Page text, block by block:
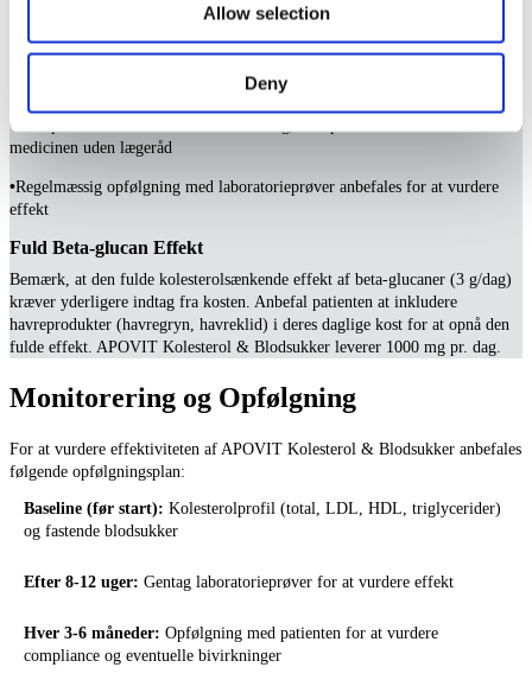
Allow selection
Deny
Produktet supplerer en sund kost - det erstatter ikke sundt kosthold
•
medicinen uden lægeråd
•Regelmæssig opfølgning med laboratorieprøver anbefales for at vurdere
effekt
Fuld Beta-glucan Effekt
Bemærk, at den fulde kolesterolsænkende effekt af beta-glucaner (3 g/dag)
kræver yderligere indtag fra kosten. Anbefal patienten at inkludere
havreprodukter (havregryn, havreklid) i deres daglige kost for at opnå den
fulde effekt. APOVIT Kolesterol & Blodsukker leverer 1000 mg pr. dag.
Monitorering og Opfølgning
For at vurdere effektiviteten af APOVIT Kolesterol & Blodsukker anbefales
følgende opfølgningsplan:
Baseline (før start): Kolesterolprofil (total, LDL, HDL, triglycerider)
og fastende blodsukker
Efter 8-12 uger: Gentag laboratorieprøver for at vurdere effekt
Hver 3-6 måneder: Opfølgning med patienten for at vurdere
compliance og eventuelle bivirkninger